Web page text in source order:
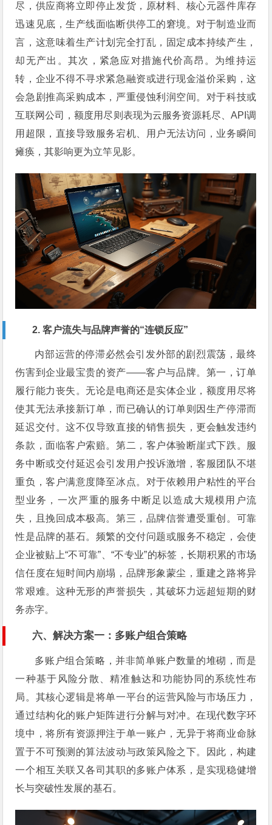
尽，供应商将立即停止发货，原材料、核心元器件库存
迅速见底，生产线面临断供停工的窘境。对于制造业而
言，这意味着生产计划完全打乱，固定成本持续产生，
却无产出。其次，紧急应对措施代价高昂。为维持运
转，企业不得不寻求紧急融资或进行现金溢价采购，这
会急剧推高采购成本，严重侵蚀利润空间。对于科技或
互联网公司，额度用尽则表现为云服务资源耗尽、API调
用超限，直接导致服务宕机、用户无法访问，业务瞬间
瘫痪，其影响更为立竿见影。
2. 客户流失与品牌声誉的“连锁反应”
内部运营的停滞必然会引发外部的剧烈震荡，最终
伤害到企业最宝贵的资产——客户与品牌。第一，订单
履行能力丧失。无论是电商还是实体企业，额度用尽将
使其无法承接新订单，而已确认的订单则因生产停滞而
延迟交付。这不仅导致直接的销售损失，更会触发违约
条款，面临客户索赔。第二，客户体验断崖式下跌。服
务中断或交付延迟会引发用户投诉激增，客服团队不堪
重负，客户满意度降至冰点。对于依赖用户粘性的平台
型业务，一次严重的服务中断足以造成大规模用户流
失，且挽回成本极高。第三，品牌信誉遭受重创。可靠
性是品牌的基石。频繁的交付问题或服务不稳定，会使
企业被贴上“不可靠”、“不专业”的标签，长期积累的市场
信任度在短时间内崩塌，品牌形象蒙尘，重建之路将异
常艰难。这种无形的声誉损失，其破坏力远超短期的财
务赤字。
六、解决方案一：多账户组合策略
多账户组合策略，并非简单账户数量的堆砌，而是
一种基于风险分散、精准触达和功能协同的系统性布
局。其核心逻辑是将单一平台的运营风险与市场压力，
通过结构化的账户矩阵进行分解与对冲。在现代数字环
境中，将所有资源押注于单一账户，无异于将商业命脉
置于不可预测的算法波动与政策风险之下。因此，构建
一个相互关联又各司其职的多账户体系，是实现稳健增
长与突破性发展的基石。